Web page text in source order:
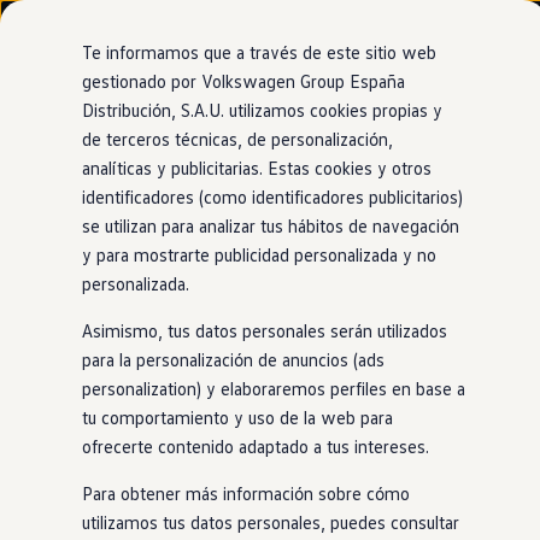
Ir
directamente
al contenido
Ir
directamente
al pie de
página
Nuevo ID. Cross
Vehículos Comerciales
Compra y ofertas
Volkswagen nuevo en stock
Volkswagen de ocasión
Financiación
My Renting
My Way
Seguros
Empresas
Autoescuelas
Eléctricos e híbridos
Más sobre híbridos
Plan Auto +
Etiquetas DGT
Simulador de autonomía, carga y ahorro
Carga y autonomía
Soluciones de carga
Tarifas de carga
Carga en casa
Modos de carga
Comprobación de los
neumáticos
cochey la carretera. Todo es perfecto
problema enlos neumáticos interrumpa ese momento.
Revisaremos los cuatro neumáticos y también el de
repuesto para que viajes con toda tranquilidad.
Además, si es necesario cambiarlos, entu Servicio Oficial
Volkswagen el cambio de neumáticos incluye un seguro
Te informamos que a través de este sitio web
gestionado por Volkswagen Group España
Distribución, S.A.U. utilizamos cookies propias y
de terceros técnicas, de personalización,
analíticas y publicitarias. Estas cookies y otros
identificadores (como identificadores publicitarios)
se utilizan para analizar tus hábitos de navegación
y para mostrarte publicidad personalizada y no
personalizada.
Asimismo, tus datos personales serán utilizados
para la personalización de anuncios (ads
personalization) y elaboraremos perfiles en base a
tu comportamiento y uso de la web para
ofrecerte contenido adaptado a tus intereses.
Para obtener más información sobre cómo
utilizamos tus datos personales, puedes consultar